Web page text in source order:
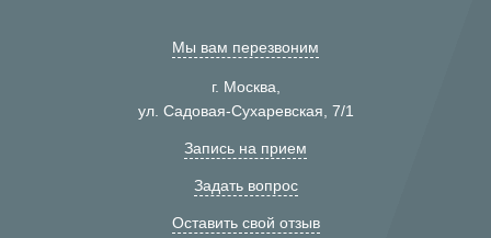
Мы вам перезвоним
г. Москва,
ул. Садовая-Сухаревская, 7/1
Запись на прием
Задать вопрос
Оставить свой отзыв